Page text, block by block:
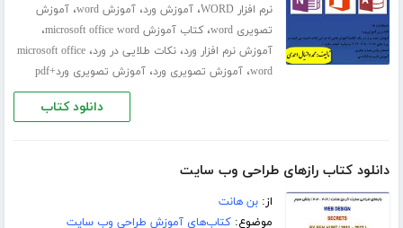
نرم افزار WORD
،آموزش ورد،آموزش word ،آموزش
تصویری word
،کتاب آموزش microsoft office word ،
آموزش نرم افزار ورد،نکات طلایی در ورد،microsoft office
word،آموزش تصویری ورد،آموزش تصویری ورد+pdf
دانلود کتاب
دانلود کتاب رازهای طراحی وب سایت
از:بن هانت
موضوع:کتاب‌های آموزش طراحی وب سایت